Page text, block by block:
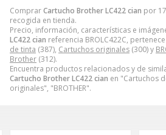
ComprarCartucho Brother LC422 cian por
recogida en tienda.
Precio, información, características e
LC422 cian referencia BROLC422C,
de tinta (387), Cartuchos originales (300) y
Brother (312).
Encuentra productos relacionados y de
Cartucho Brother LC422 cian en "Cartuchos
originales", "BROTHER".